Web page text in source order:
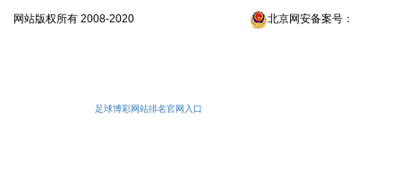
网站版权所有 2008-2020 北京网安备案号：
足球博彩网站排名官网入口